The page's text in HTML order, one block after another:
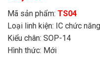
Mã sản phẩm: TS04
Loại linh kiện: IC chức năng
Kiểu chân: SOP-14
Hình thức: Mới